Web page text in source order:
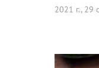
2021 г., 29